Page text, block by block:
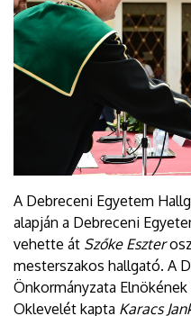
A Debreceni Egyetem
alapján a Debreceni
vehette át Szőke Eszter
mesterszakos hallgató. A
Önkormányzata
Oklevelét kapta Karacs